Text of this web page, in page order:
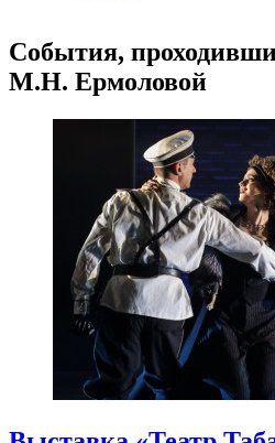
События,
М.Н. Ермоловой